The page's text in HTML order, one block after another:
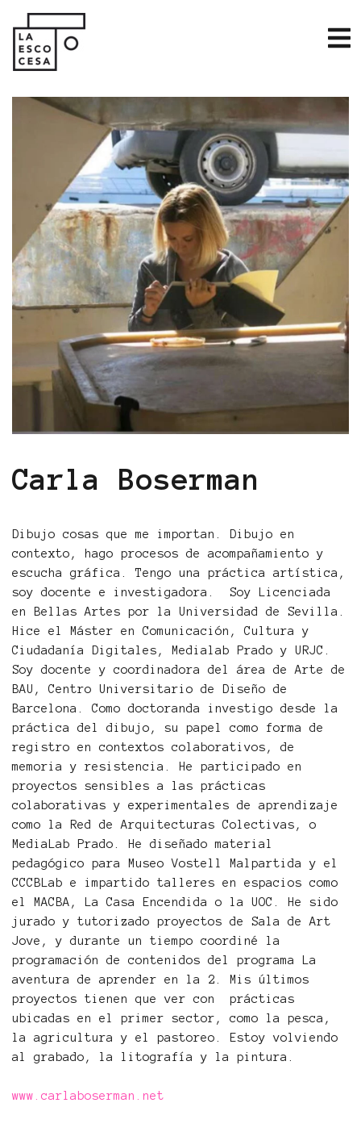
Carla Boserman
Dibujo cosas que me importan. Dibujo en
contexto, hago procesos de acompañamiento y
escucha gráfica. Tengo una práctica artística,
soy docente e investigadora. Soy Licenciada
en Bellas Artes por la Universidad de Sevilla.
Hice el Máster en Comunicación, Cultura y
Ciudadanía Digitales, Medialab Prado y URJC.
Soy docente y coordinadora del área de Arte de
BAU, Centro Universitario de Diseño de
Barcelona. Como doctoranda investigo desde la
práctica del dibujo, su papel como forma de
registro en contextos colaborativos, de
memoria y resistencia. He participado en
proyectos sensibles a las prácticas
colaborativas y experimentales de aprendizaje
como la Red de Arquitecturas Colectivas, o
MediaLab Prado. He diseñado material
pedagógico para Museo Vostell Malpartida y el
CCCBLab e impartido talleres en espacios como
el MACBA, La Casa Encendida o la UOC. He sido
jurado y tutorizado proyectos de Sala de Art
Jove, y durante un tiempo coordiné la
programación de contenidos del programa La
aventura de aprender en la 2. Mis últimos
proyectos tienen que ver con prácticas
ubicadas en el primer sector, como la pesca,
la agricultura y el pastoreo. Estoy volviendo
al grabado, la litografía y la pintura.
www.carlaboserman.net